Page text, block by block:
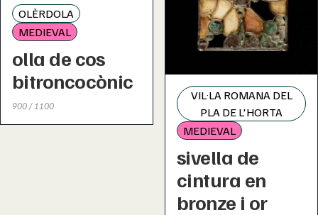
OLÈRDOLA
MEDIEVAL
olla de cos
bitroncocònic
900 / 1100
VIL·LA ROMANA DEL
PLA DE L'HORTA
MEDIEVAL
sivella de
cintura en
bronze i or